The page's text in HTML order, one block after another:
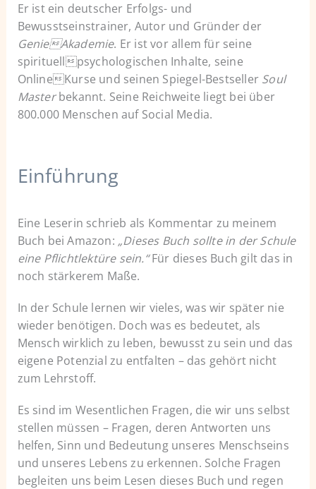
Er ist ein deutscher Erfolgs- und
Bewusstseinstrainer, Autor und Gründer der
GenieAkademie. Er ist vor allem für seine
spirituellpsychologischen Inhalte, seine
OnlineKurse und seinen Spiegel-Bestseller Soul
Masterbekannt. Seine Reichweite liegt bei über
800.000 Menschen auf Social Media.
Einführung
Eine Leserin schrieb als Kommentar zu meinem
Buch bei Amazon: „Dieses Buch sollte in der Schule
eine Pflichtlektüre sein.“Für dieses Buch gilt das in
noch stärkerem Maße.
In der Schule lernen wir vieles, was wir später nie
wieder benötigen. Doch was es bedeutet, als
Mensch wirklich zu leben, bewusst zu sein und das
eigene Potenzial zu entfalten – das gehört nicht
zum Lehrstoff.
Es sind im Wesentlichen Fragen, die wir uns selbst
stellen müssen – Fragen, deren Antworten uns
helfen, Sinn und Bedeutung unseres Menschseins
und unseres Lebens zu erkennen. Solche Fragen
begleiten uns beim Lesen dieses Buch und regen